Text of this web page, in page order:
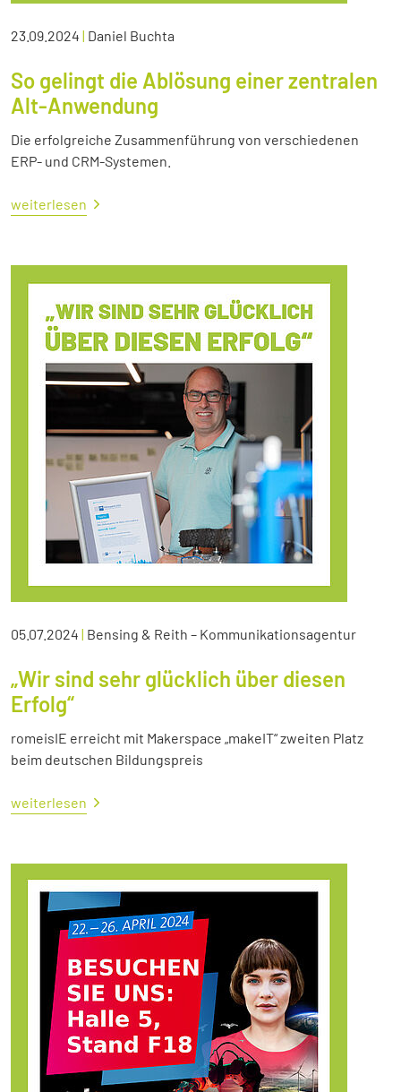
23.09.2024 | Daniel Buchta
So gelingt die Ablösung einer zentralen
Alt-Anwendung
Die erfolgreiche Zusammenführung von verschiedenen
ERP- und CRM-Systemen.
weiterlesen
05.07.2024 | Bensing & Reith – Kommunikationsagentur
„Wir sind sehr glücklich über diesen
Erfolg“
romeisIE erreicht mit Makerspace „makeIT“ zweiten Platz
beim deutschen Bildungspreis
weiterlesen